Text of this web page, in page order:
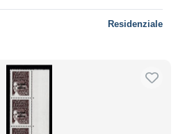
Residenziale